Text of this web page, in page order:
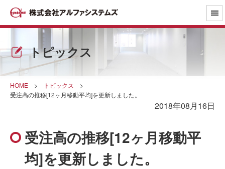
トピックス
HOME > トピックス
>
受注高の推移[12ヶ月移動平均]を更新しました。
2018年08月16日
受注高の推移[12ヶ月移動平
均]を更新しました。